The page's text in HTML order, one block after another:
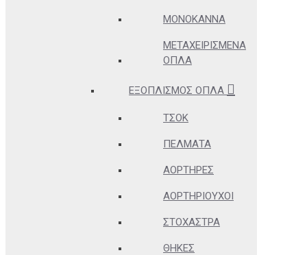
ΜΟΝΌΚΑΝΝΑ
ΜΕΤΑΧΕΙΡΙΣΜΈΝΑ
ΌΠΛΑ
ΕΞΟΠΛΙΣΜΌΣ ΌΠΛΑ
ΤΣΟΚ
ΠΈΛΜΑΤΑ
ΑΟΡΤΉΡΕΣ
ΑΟΡΤΗΡΙΟΎΧΟΙ
ΣΤΌΧΑΣΤΡΑ
ΘΉΚΕΣ